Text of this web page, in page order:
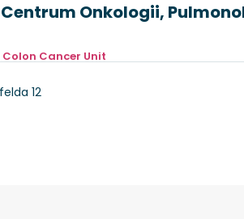
Onkologii,
Colon Cancer Unit
12